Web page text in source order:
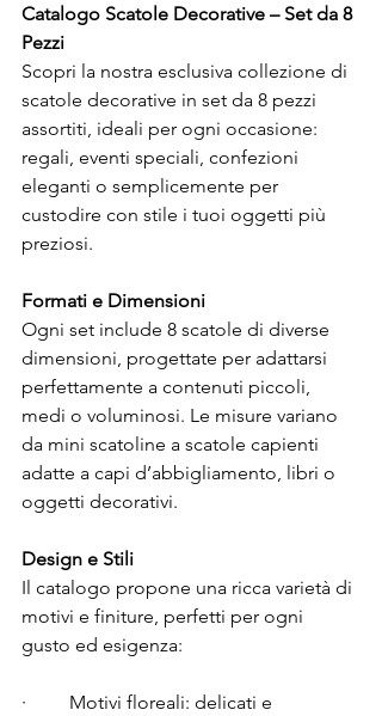
Catalogo Scatole Decorative – Set da 8
Pezzi
Scopri la nostra esclusiva collezione di
scatole decorative in set da 8 pezzi
assortiti, ideali per ogni occasione:
regali, eventi speciali, confezioni
eleganti o semplicemente per
custodire con stile i tuoi oggetti più
preziosi.
Formati e Dimensioni
Ogni set include 8 scatole di diverse
dimensioni, progettate per adattarsi
perfettamente a contenuti piccoli,
medi o voluminosi. Le misure variano
da mini scatoline a scatole capienti
adatte a capi d’abbigliamento, libri o
oggetti decorativi.
Design e Stili
Il catalogo propone una ricca varietà di
motivi e finiture, perfetti per ogni
gusto ed esigenza:
·         Motivi floreali: delicati e